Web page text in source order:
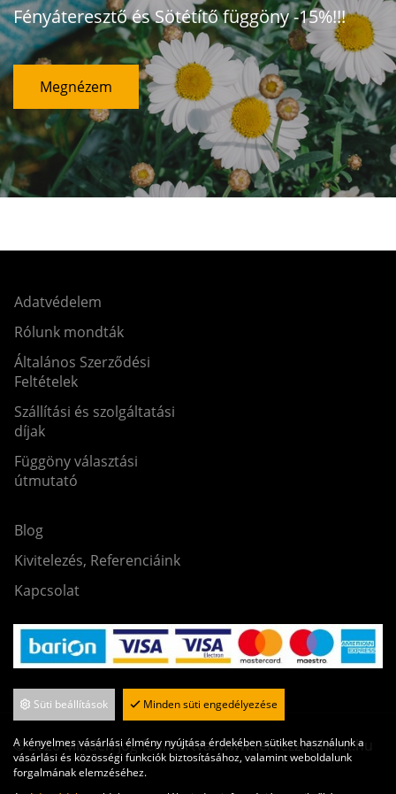
Fényáteresztő és Sötétítő függöny -15%!!!
Megnézem
Adatvédelem
Rólunk mondták
Általános Szerződési
Feltételek
Szállítási és szolgáltatási
díjak
Függöny választási
útmutató
Blog
Kivitelezés, Referenciáink
Kapcsolat
© 2020 Minden jog fenntartva. www.tervezzotthont.hu
Süti beállítások Minden süti engedélyezése
A kényelmes vásárlási élmény nyújtása érdekében sütiket használunk a
vásárlási és közösségi funkciók biztosításához, valamint weboldalunk
forgalmának elemzéséhez.